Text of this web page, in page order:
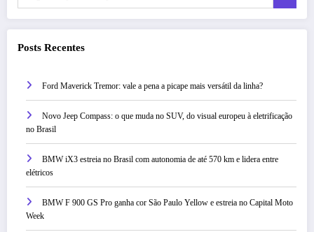
Posts Recentes
Ford Maverick Tremor: vale a pena a picape mais versátil da linha?
Novo Jeep Compass: o que muda no SUV, do visual europeu à eletrificação
no Brasil
BMW iX3 estreia no Brasil com autonomia de até 570 km e lidera entre
elétricos
BMW F 900 GS Pro ganha cor São Paulo Yellow e estreia no Capital Moto
Week